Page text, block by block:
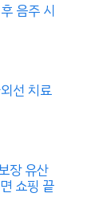
음주 시
선 치료
장 유산
쇼핑 끝